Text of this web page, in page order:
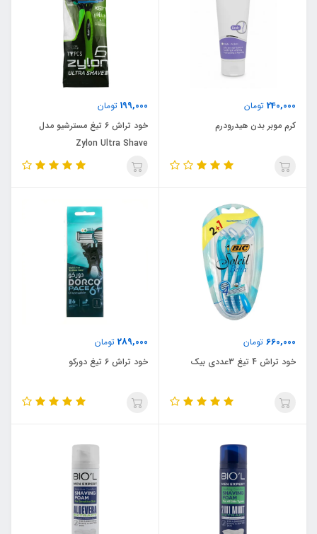
240,000 تومان
کرم موبر بدن هیدرودرم
199,000 تومان
خود تراش 6 تیغ مسترشیو مدل
Zylon Ultra Shave
660,000 تومان
خود تراش 4 تیغ 3عددی بیک
289,000 تومان
خود تراش 6 تیغ دورکو